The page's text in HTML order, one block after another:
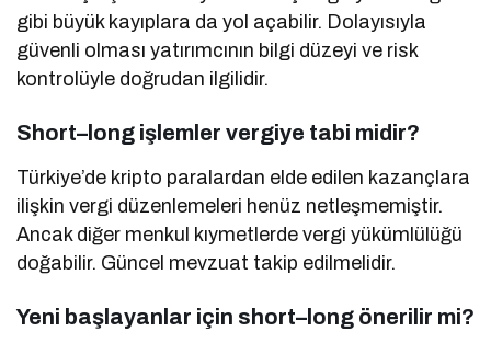
gibi büyük kayıplara da yol açabilir. Dolayısıyla
güvenli olması yatırımcının bilgi düzeyi ve risk
kontrolüyle doğrudan ilgilidir.
Short–long işlemler vergiye tabi midir?
Türkiye’de kripto paralardan elde edilen kazançlara
ilişkin vergi düzenlemeleri henüz netleşmemiştir.
Ancak diğer menkul kıymetlerde vergi yükümlülüğü
doğabilir. Güncel mevzuat takip edilmelidir.
Yeni başlayanlar için short–long önerilir mi?